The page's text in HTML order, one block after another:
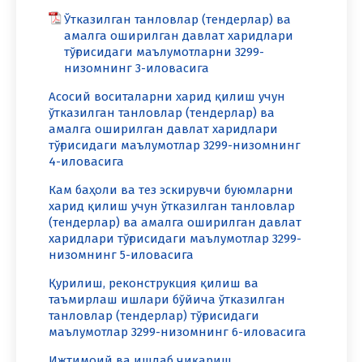
Ўтказилган танловлар (тендерлар) ва
амалга оширилган давлат харидлари
тўғрисидаги маълумотларни 3299-
низомнинг 3-иловасига
Асосий воситаларни харид қилиш учун
ўтказилган танловлар (тендерлар) ва
амалга оширилган давлат харидлари
тўғрисидаги маълумотлар 3299-низомнинг
4-иловасига
Кам баҳоли ва тез эскирувчи буюмларни
харид қилиш учун ўтказилган танловлар
(тендерлар) ва амалга оширилган давлат
харидлари тўғрисидаги маълумотлар 3299-
низомнинг 5-иловасига
Қурилиш, реконструкция қилиш ва
таъмирлаш ишлари бўйича ўтказилган
танловлар (тендерлар) тўғрисидаги
маълумотлар 3299-низомнинг 6-иловасига